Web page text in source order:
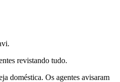
revistando tudo.
doméstica. Os agentes avisaram